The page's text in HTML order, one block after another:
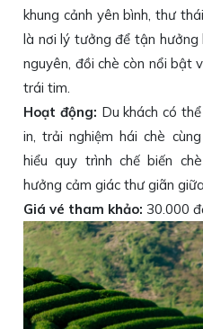
khung cảnh yên bình, thư
là nơi lý tưởng để tận hưởng
nguyên, đồi chè còn nổi bật
trái tim.
Hoạt động: Du khách có
in, trải nghiệm hái chè
hiểu quy trình chế biến
hưởng cảm giác thư giãn
Giá vé tham khảo: 30.000